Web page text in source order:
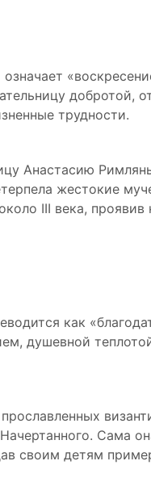
добротой,
трудности.
Анастасию
жестокие
III века, проявив
как
душевной
Сама
своим детям